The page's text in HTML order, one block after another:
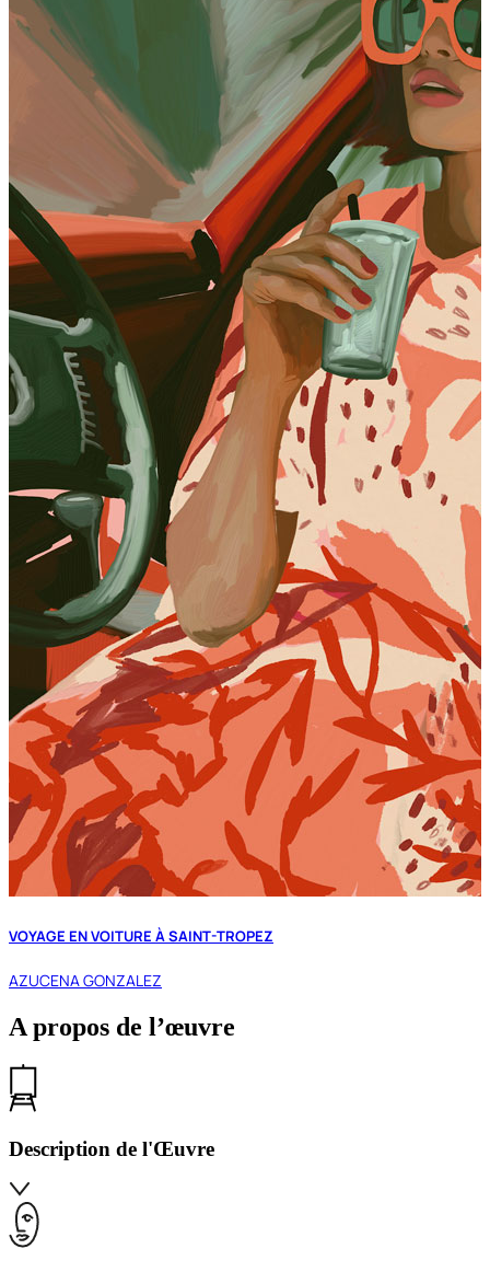
VOYAGE EN VOITURE À SAINT-TROPEZ
AZUCENA GONZALEZ
A propos de l’œuvre
Description de l'Œuvre